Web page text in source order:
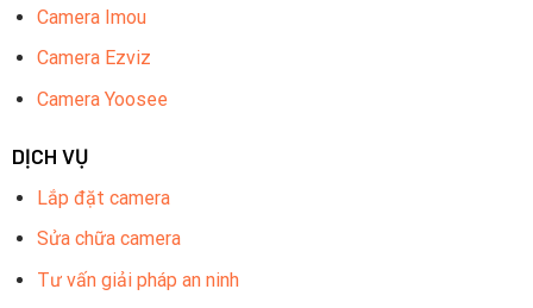
Camera Imou
Camera Ezviz
Camera Yoosee
DỊCH VỤ
Lắp đặt camera
Sửa chữa camera
Tư vấn giải pháp an ninh